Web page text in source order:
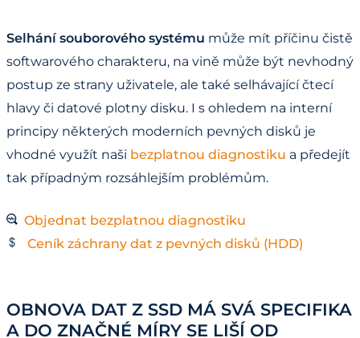
Selhání souborového systému může mít příčinu čistě
softwarového charakteru, na vině může být nevhodný
postup ze strany uživatele, ale také selhávající čtecí
hlavy či datové plotny disku. I s ohledem na interní
principy některých moderních pevných disků je
vhodné využít naši bezplatnou diagnostiku a předejít
tak případným rozsáhlejším problémům.
Objednat bezplatnou diagnostiku
Ceník záchrany dat z pevných disků (HDD)
OBNOVA DAT Z SSD MÁ SVÁ SPECIFIKA
A DO ZNAČNÉ MÍRY SE LIŠÍ OD